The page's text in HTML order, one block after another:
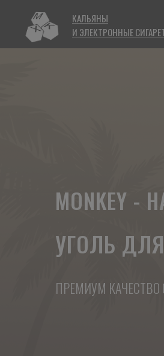
КАЛЬЯНЫ
И ЭЛЕКТРОННЫЕ
MONKEY
УГОЛЬ
ПРЕМИУМ